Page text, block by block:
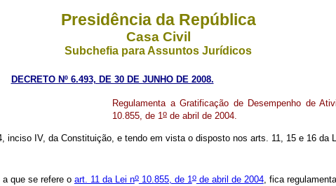
Presidência da República
Casa Civil
Subchefia para Assuntos Jurídicos
DECRETO Nº 6.493, DE 30 DE JUNHO DE 2008.
Regulamenta a Gratificação de Desempenho de
10.855, de 1o de abril de 2004.
inciso IV, da Constituição, e tendo em vista o disposto nos arts. 11, 15 e 16 da
que se refere o art. 11 da Lei no10.855, de 1ode abril de 2004, fica